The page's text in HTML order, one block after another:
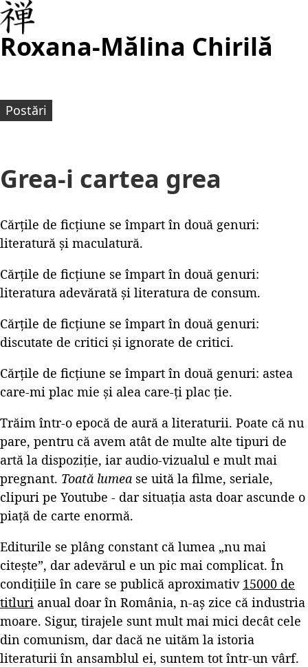
Roxana-Mălina Chirilă
Postări
Grea-i cartea grea
Cărțile de ficțiune se împart în două genuri:
literatură și maculatură.
Cărțile de ficțiune se împart în două genuri:
literatura adevărată și literatura de consum.
Cărțile de ficțiune se împart în două genuri:
discutate de critici și ignorate de critici.
Cărțile de ficțiune se împart în două genuri: astea
care-mi plac mie și alea care-ți plac ție.
Trăim într-o epocă de aură a literaturii. Poate că nu
pare, pentru că avem atât de multe alte tipuri de
artă la dispoziție, iar audio-vizualul e mult mai
pregnant. Toată lumea se uită la filme, seriale,
clipuri pe Youtube - dar situația asta doar ascunde o
piață de carte enormă.
Editurile se plâng constant că lumea „nu mai
citește”, dar adevărul e un pic mai complicat. În
condițiile în care se publică aproximativ 15000 de
titluri anual doar în România, n-aș zice că industria
moare. Sigur, tirajele sunt mult mai mici decât cele
din comunism, dar dacă ne uităm la istoria
literaturii în ansamblul ei, suntem tot într-un vârf.